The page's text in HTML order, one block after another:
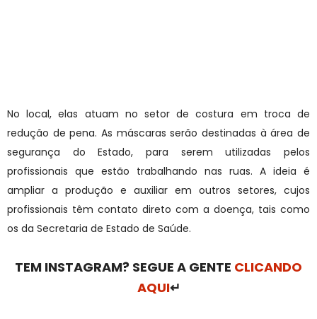
No local, elas atuam no setor de costura em troca de
redução de pena. As máscaras serão destinadas à área de
segurança do Estado, para serem utilizadas pelos
profissionais que estão trabalhando nas ruas. A ideia é
ampliar a produção e auxiliar em outros setores, cujos
profissionais têm contato direto com a doença, tais como
os da Secretaria de Estado de Saúde.
TEM INSTAGRAM? SEGUE A GENTE CLICANDO
AQUI↵